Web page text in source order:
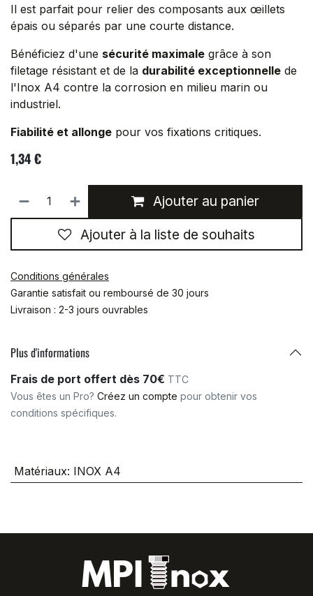
Il est parfait pour relier des composants aux œillets
épais ou séparés par une courte distance.
Bénéficiez d'une sécurité maximale grâce à son
filetage résistant et de la durabilité exceptionnelle de
l'Inox A4 contre la corrosion en milieu marin ou
industriel.
Fiabilité et allonge pour vos fixations critiques.
1,34€
Ajouter au panier
Ajouter à la liste de souhaits
Conditions générales
Garantie satisfait ou remboursé de 30 jours
Livraison : 2-3 jours ouvrables
Plus d'informations
Frais de port offert dès 70€ TTC
Vous êtes un Pro? Créez un compte pour obtenir vos
conditions spécifiques.
Matériaux: INOX A4